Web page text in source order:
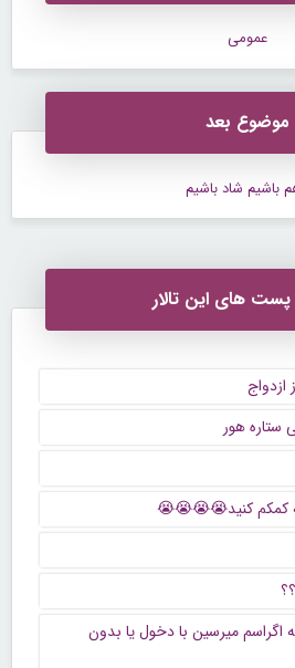
عمومی
موضوع بعد
باشیم شاد باشیم
های این تالار
ازدواج
ستاره هور
کمکم کنید😭😭😭😭
اگراسم میرسین با دخول یا بدون